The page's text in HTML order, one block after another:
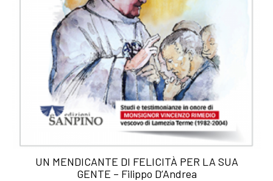
UN MENDICANTE DI FELICITÀ PER LA SUA
GENTE – Filippo D’Andrea